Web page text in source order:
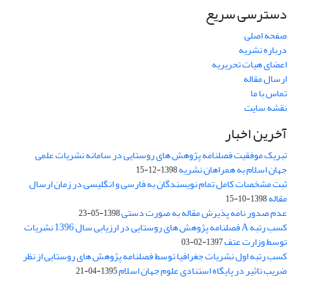
دسترسی سریع
صفحه اصلی
درباره نشریه
اعضای هیات تحریریه
ارسال مقاله
تماس با ما
نقشه سایت
آخرین اخبار
تبریک موفقیت فصلنامه پژوهش های روستایی در سامانه نشریات علمی
جهان اسلام به همراهان نشریه1398-12-15
ثبت مشخصات کامل تمام نویسندگان به فارسی و انگلیسی در زمان ارسال
مقاله1398-10-15
عدم صدور نامه پذیرش مقاله به صورت دستی1398-05-23
کسب رتبه A فصلنامه پژوهش های روستایی در ارزیابی سال 1396 نشریات
توسط وزارت عتف1397-02-03
کسب رتبه اول نشریات جغرافیا توسط فصلنامه پژوهش های روستایی از نظر
ضریب تاثیر در پایگاه استنادی علوم جهان اسلام1395-04-21